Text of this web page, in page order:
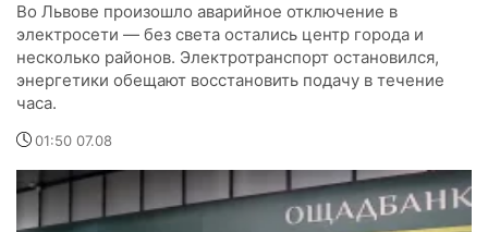
Во Львове произошло аварийное отключение в
электросети — без света остались центр города и
несколько районов. Электротранспорт остановился,
энергетики обещают восстановить подачу в течение
часа.
01:50 07.08